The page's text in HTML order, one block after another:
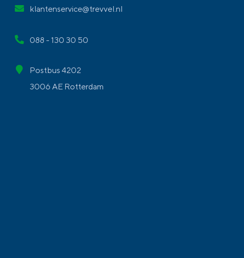
klantenservice@trevvel.nl
088 - 130 30 50
Postbus 4202
3006 AE Rotterdam